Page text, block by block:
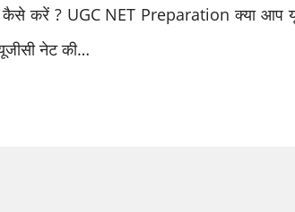
करें ? UGC NET Preparation क्या आप
नेट की…